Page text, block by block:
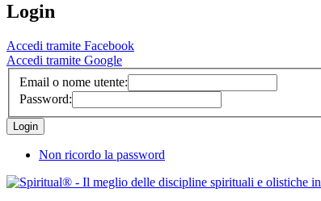
Login
Accedi tramite Facebook
Accedi tramite Google
Email o nome utente:
Password:
Non ricordo la password